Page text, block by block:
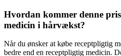
Hvordan kommer denne
medicin i hårvækst?
Når du ønsker at købe receptpligtig
bedre end en receptpligtig medicin.